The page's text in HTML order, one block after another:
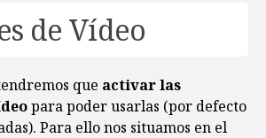
de Vídeo
que activar las
para poder usarlas (por defecto
Para ello nos situamos en el